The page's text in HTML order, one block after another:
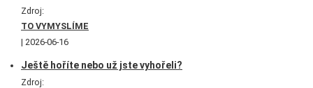
Zdroj:
TO VYMYSLÍME
2026-06-16
Ještě hoříte nebo už jste vyhořeli?
Zdroj: